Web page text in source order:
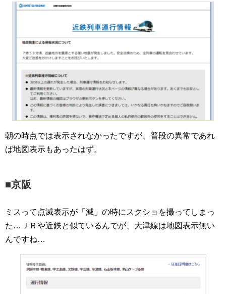
朝の時点では表示されなかったですが、普段の異常であれ
ば地図表示もあったはず。
■京阪
ミスって点滅表示が「滅」の時にスクショを撮ってしまっ
た…ＪＲや近鉄と似ているんでが、大津線は地図表示無い
んですね…